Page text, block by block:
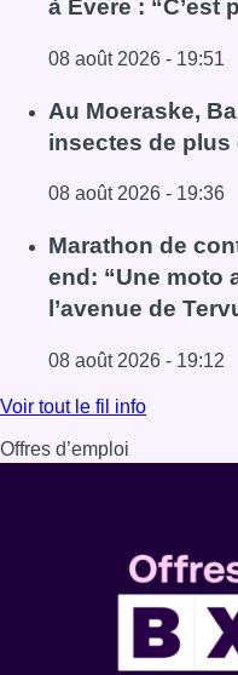
à Evere : “C’est
08 août 2026 - 19:51
Lire l'article Un
Au Moeraske,
insectes de plus
08 août 2026 - 19:36
Lire l'article Au
Marathon de
end: “Une moto
l’avenue de
08 août 2026 - 19:12
Lire l'article Marathon
Voir tout le fil info
Offres d’emploi